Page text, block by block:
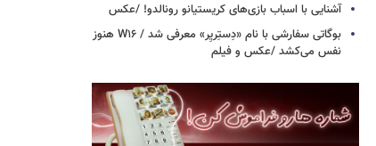
آشنایی با اسباب‌ بازی‌های کریستیانو رونالدو! /عکس
بوگاتی سفارشی با نام «دِستِریِر» معرفی شد / W۱۶ هنوز
نفس می‌کشد /عکس و فیلم